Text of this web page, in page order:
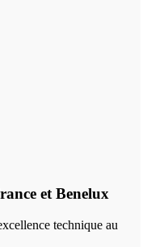
et Benelux
technique au